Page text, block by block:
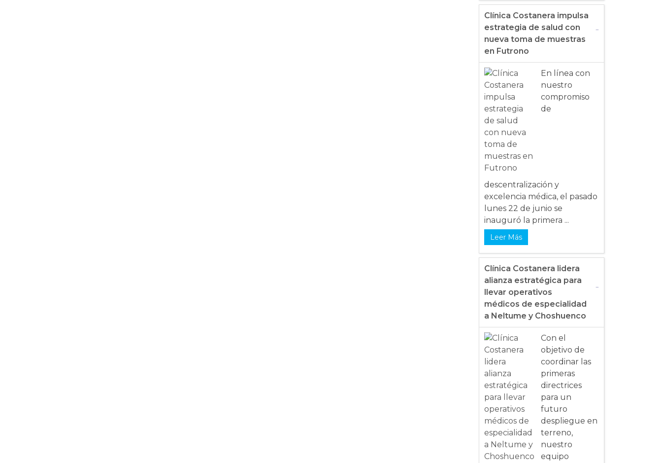
Clínica Costanera impulsa
estrategia de salud con
nueva toma de muestras
en Futrono
En línea con
nuestro
compromiso
de
descentralización y
excelencia médica, el pasado
lunes 22 de junio se
inauguró la primera ...
Leer Más
Clínica Costanera lidera
alianza estratégica para
llevar operativos
médicos de especialidad
a Neltume y Choshuenco
Con el
objetivo de
coordinar las
primeras
directrices
para un
futuro
despliegue en
terreno,
nuestro
equipo